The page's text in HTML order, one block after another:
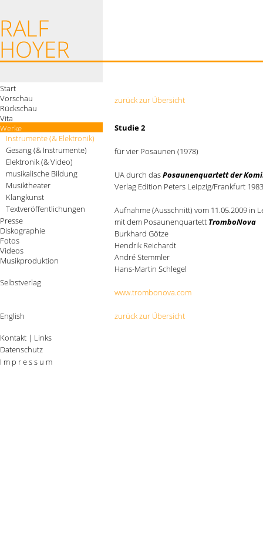
Start
Vorschau
Rückschau
Vita
Werke
Instrumente (& Elektronik)
Gesang (& Instrumente)
Elektronik (& Video)
musikalische Bildung
Musiktheater
Klangkunst
Textveröffentlichungen
Presse
Diskographie
Fotos
Videos
Musikproduktion
Selbstverlag
English
zurück zur Übersicht
Studie 2
für vier Posaunen (1978)
UA durch dasPosaunenquartett der
Verlag Edition Peters Leipzig/Frankfurt 1983
Aufnahme (Ausschnitt) vom 11.05.2009 in
mit dem Posaunenquartett TromboNova
Burkhard Götze
Hendrik Reichardt
André Stemmler
Hans-Martin Schlegel
www.trombonova.com
zurück zur Übersicht
Kontakt | Links
Datenschutz
I m p r e s s u m